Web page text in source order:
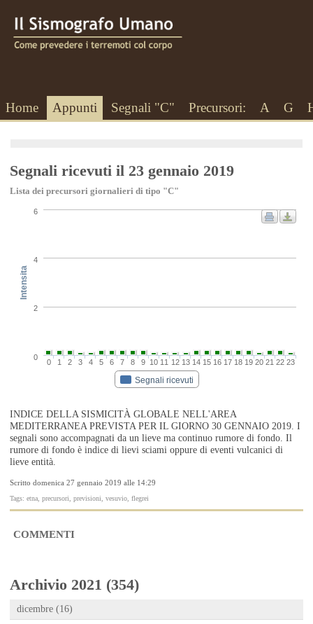
Home Appunti Segnali "C" Precursori: A G
Segnali ricevuti il 23 gennaio 2019
Lista dei precursori giornalieri di tipo "C"
Intensita
Segnali ricevuti
0 1 2 3 4 5 6 7 8 9 10 11 12 13 14 15 16 17 18 19 20 21 22 23
0
2
4
6
INDICE DELLA SISMICITÀ GLOBALE NELL'AREA
MEDITERRANEA PREVISTA PER IL GIORNO 30 GENNAIO 2019. I
segnali sono accompagnati da un lieve ma continuo rumore di fondo. Il
rumore di fondo è indice di lievi sciami oppure di eventi vulcanici di
lieve entità.
Scritto domenica 27 gennaio 2019 alle 14:29
Tags: etna, precursori, previsioni, vesuvio, flegrei
COMMENTI
Archivio 2021 (354)
dicembre (16)